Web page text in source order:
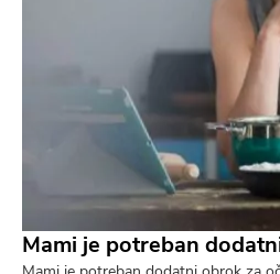
Mami je potreban